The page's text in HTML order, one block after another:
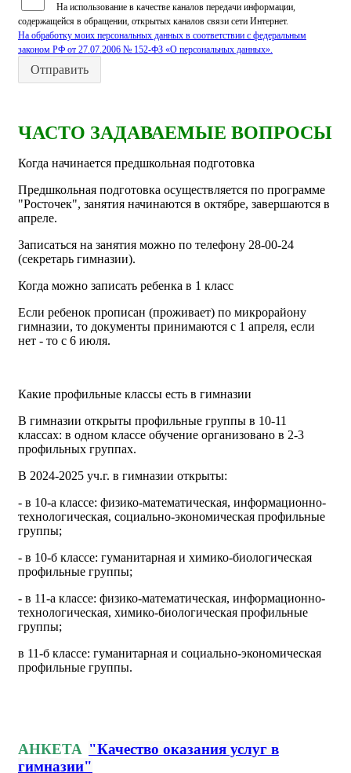
На использование в качестве каналов передачи информации,
содержащейся в обращении, открытых каналов связи сети Интернет.
На обработку моих персональных данных в соответствии с федеральным
законом РФ от 27.07.2006 № 152-ФЗ «О персональных данных».
Отправить
ЧАСТО ЗАДАВАЕМЫЕ ВОПРОСЫ
Когда начинается предшкольная подготовка
Предшкольная подготовка осуществляется по программе
"Росточек", занятия начинаются в октябре, завершаются в
апреле.
Записаться на занятия можно по телефону 28-00-24
(секретарь гимназии).
Когда можно записать ребенка в 1 класс
Если ребенок прописан (проживает) по микрорайону
гимназии, то документы принимаются с 1 апреля, если
нет - то с 6 июля.
Какие профильные классы есть в гимназии
В гимназии открыты профильные группы в 10-11
классах: в одном классе обучение организовано в 2-3
профильных группах.
В 2024-2025 уч.г. в гимназии открыты:
- в 10-а классе: физико-математическая, информационно-
технологическая, социально-экономическая профильные
группы;
- в 10-б классе: гуманитарная и химико-биологическая
профильные группы;
- в 11-а классе: физико-математическая, информационно-
технологическая, химико-биологическая профильные
группы;
в 11-б классе: гуманитарная и социально-экономическая
профильные группы.
АНКЕТА "Качество оказания услуг в
гимназии"